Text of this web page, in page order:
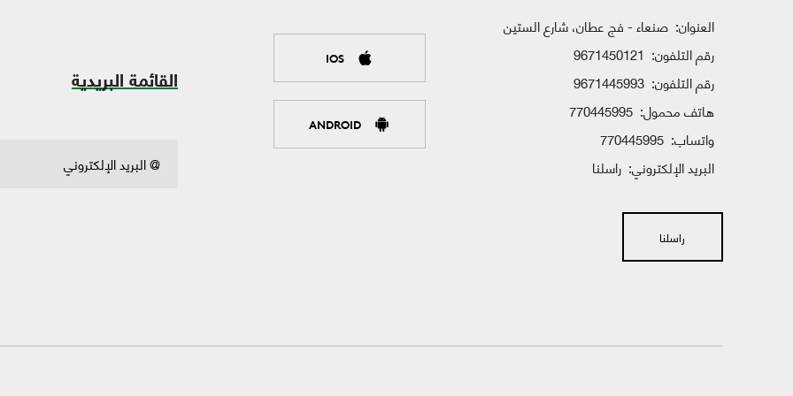
العنوان: صنعاء - فج عطان، شارع الستين
رقم التلفون: 9671450121
رقم التلفون: 9671445993
هاتف محمول: 770445995
واتساب: 770445995
البريد الإلكتروني: راسلنا
راسلنا
IOS
ANDROID
القائمة البريدية